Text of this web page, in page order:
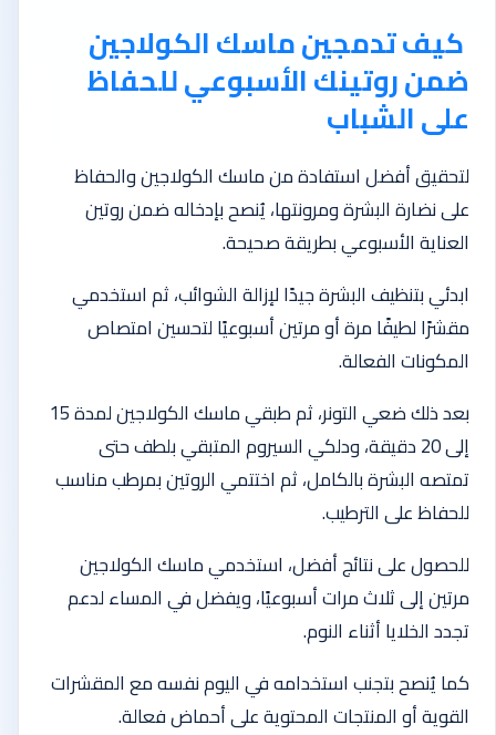
كيف تدمجين ماسك الكولاجين
ضمن روتينك الأسبوعي للحفاظ
على الشباب
لتحقيق أفضل استفادة من ماسك الكولاجين والحفاظ
على نضارة البشرة ومرونتها، يُنصح بإدخاله ضمن روتين
العناية الأسبوعي بطريقة صحيحة.
ابدئي بتنظيف البشرة جيدًا لإزالة الشوائب، ثم استخدمي
مقشرًا لطيفًا مرة أو مرتين أسبوعيًا لتحسين امتصاص
المكونات الفعالة.
بعد ذلك ضعي التونر، ثم طبقي ماسك الكولاجين لمدة 15
إلى 20 دقيقة، ودلكي السيروم المتبقي بلطف حتى
تمتصه البشرة بالكامل، ثم اختتمي الروتين بمرطب مناسب
للحفاظ على الترطيب.
للحصول على نتائج أفضل، استخدمي ماسك الكولاجين
مرتين إلى ثلاث مرات أسبوعيًا، ويفضل في المساء لدعم
تجدد الخلايا أثناء النوم.
كما يُنصح بتجنب استخدامه في اليوم نفسه مع المقشرات
القوية أو المنتجات المحتوية على أحماض فعالة.